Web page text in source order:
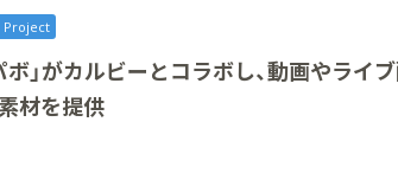
Project
」がカルビーとコラボし、動画やライ
材を提供